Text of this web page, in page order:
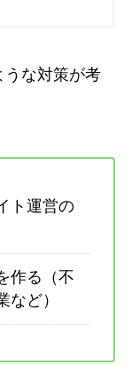
うな対策が考
ト運営の
作る（不
ど）